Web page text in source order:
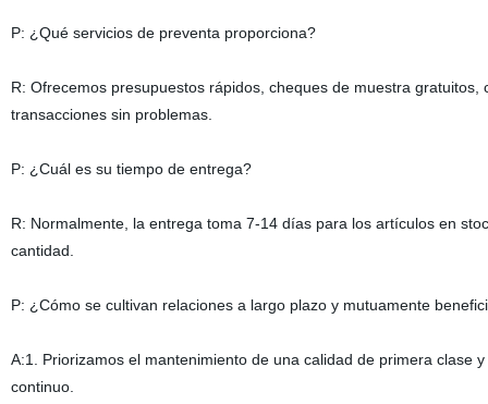
P: ¿Qué servicios de preventa proporciona?
R: Ofrecemos presupuestos rápidos, cheques de muestra
transacciones sin problemas.
P: ¿Cuál es su tiempo de entrega?
R: Normalmente, la entrega toma 7-14 días para los artículos en
cantidad.
P: ¿Cómo se cultivan relaciones a largo plazo y mutuamente
A:1. Priorizamos el mantenimiento de una calidad de primera clase
continuo.